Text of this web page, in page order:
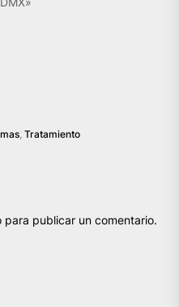
, Tratamiento
para publicar un comentario.